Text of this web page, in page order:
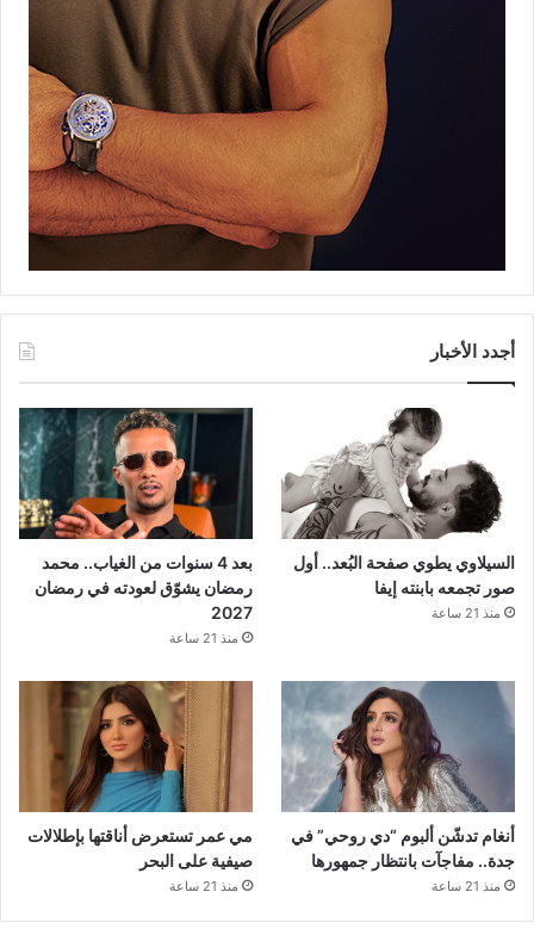
أجدد الأخبار
السيلاوي يطوي صفحة البُعد.. أول
صور تجمعه بابنته إيفا
منذ 21 ساعة
بعد 4 سنوات من الغياب.. محمد
رمضان يشوّق لعودته في رمضان
2027
منذ 21 ساعة
أنغام تدشّن ألبوم “دي روحي” في
جدة.. مفاجآت بانتظار جمهورها
منذ 21 ساعة
مي عمر تستعرض أناقتها بإطلالات
صيفية على البحر
منذ 21 ساعة